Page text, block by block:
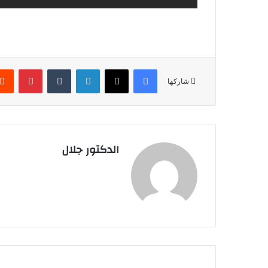
شاركها
فيسبوك X لينكدإن
الدكتور جلال